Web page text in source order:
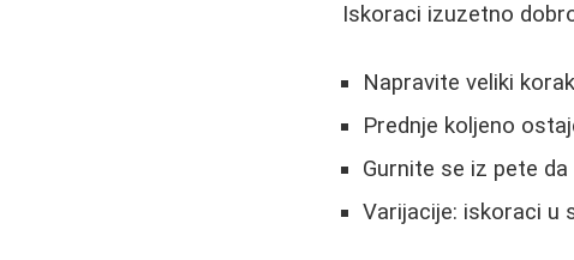
Iskoraci izuzetno
Napravite veliki
Prednje koljeno
Gurnite se iz pete
Varijacije: iskoraci u